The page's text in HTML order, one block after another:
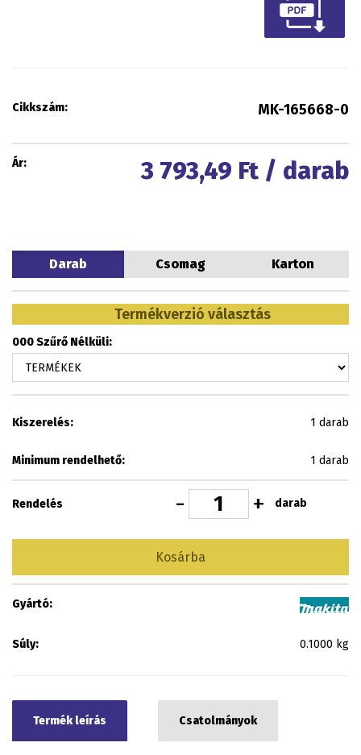
Cikkszám: MK-165668-0
Ár: 3 793,49 Ft / darab
Darab Csomag Karton
Termékverzió választás
000 Szűrő Nélküli:
Kiszerelés: 1 darab
Minimum rendelhető: 1 darab
Rendelés - + darab
Kosárba
Gyártó:
Súly: 0.1000 kg
Termék leírás Csatolmányok